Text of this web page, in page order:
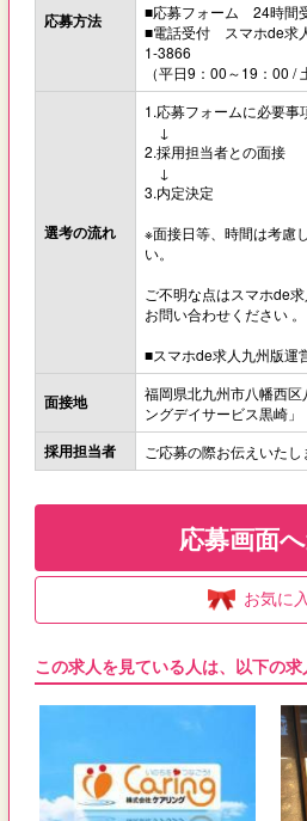
応募方法
■応募フォーム 24時間
■電話受付 スマホde求
1-3866
（平日9：00～19：00 /
選考の流れ
1.応募フォームに必要事
↓
2.採用担当者との面接
↓
3.内定決定
※面接日等、時間は考慮
い。
ご不明な点はスマホde
お問い合わせください 。
■スマホde求人九州版
面接地
福岡県北九州市八幡西
ングデイサービス黒崎」
採用担当者 ご応募の際お伝えいたし
応募画面
お気に
この求人を見ている人は、以下の